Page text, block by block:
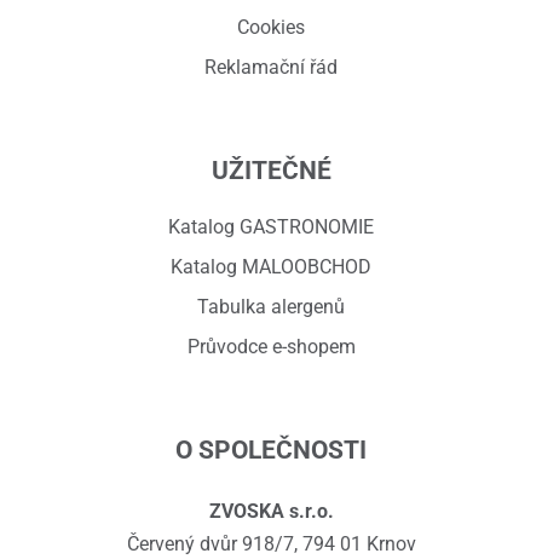
Cookies
Reklamační řád
UŽITEČNÉ
Katalog GASTRONOMIE
Katalog MALOOBCHOD
Tabulka alergenů
Průvodce e-shopem
O SPOLEČNOSTI
ZVOSKA s.r.o.
Červený dvůr 918/7, 794 01 Krnov